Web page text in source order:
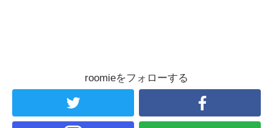
roomieをフォローする